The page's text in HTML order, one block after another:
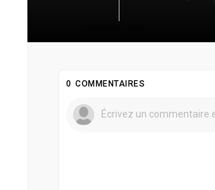
0 COMMENTAIRES